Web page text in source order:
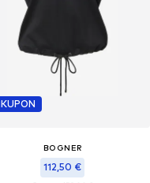
KUPON
BOGNER
112,50 €